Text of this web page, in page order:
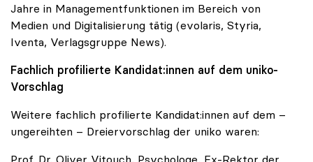
Jahre in Managementfunktionen im Bereich von
Medien und Digitalisierung tätig (evolaris, Styria,
Iventa, Verlagsgruppe News).
Fachlich profilierte Kandidat:innen auf dem uniko-
Vorschlag
Weitere fachlich profilierte Kandidat:innen auf dem –
ungereihten – Dreiervorschlag der uniko waren: